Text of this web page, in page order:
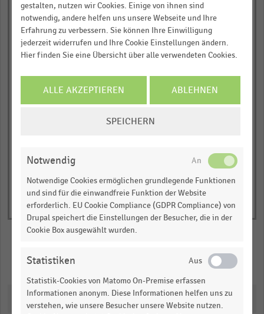
Kasse: 0,31 %
Über 300.000 Daten und Kennzahlen
Rund 25.000 Statistiken
Download als Excel, PNG, PDF
JETZT INFORMIEREN
Merken Teilen
Downloads
gestalten, nutzen wir Cookies. Einige von ihnen sind
notwendig, andere helfen uns unsere Webseite und Ihre
Erfahrung zu verbessern. Sie können Ihre Einwilligung
jederzeit widerrufen und Ihre Cookie Einstellungen ändern.
Hier finden Sie eine Übersicht über alle verwendeten Cookies.
ALLE AKZEPTIEREN ABLEHNEN
SPEICHERN
Notwendig
Notwendige Cookies ermöglichen grundlegende Funktionen
und sind für die einwandfreie Funktion der Website
erforderlich. EU Cookie Compliance (GDPR Compliance) von
Drupal speichert die Einstellungen der Besucher, die in der
Cookie Box ausgewählt wurden.
Statistiken
Statistik-Cookies von Matomo On-Premise erfassen
Informationen anonym. Diese Informationen helfen uns zu
verstehen, wie unsere Besucher unsere Website nutzen.